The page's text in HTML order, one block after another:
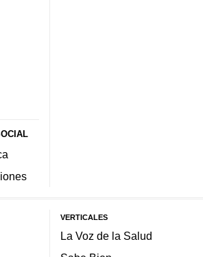
VERTICALES
La Voz de la Salud